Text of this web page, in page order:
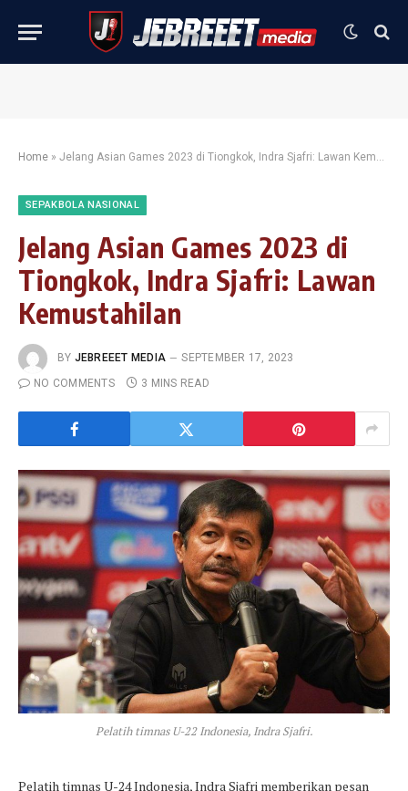
Home » Jelang Asian Games 2023 di Tiongkok, Indra Sjafri: Lawan Kemustahilan
SEPAKBOLA NASIONAL
Jelang Asian Games 2023 di
Tiongkok, Indra Sjafri: Lawan
Kemustahilan
BY JEBREEET MEDIA
SEPTEMBER 17, 2023
NO COMMENTS
3 MINS READ
Pelatih timnas U-22 Indonesia, Indra Sjafri.
Pelatih timnas U-24 Indonesia, Indra Sjafri memberikan pesan